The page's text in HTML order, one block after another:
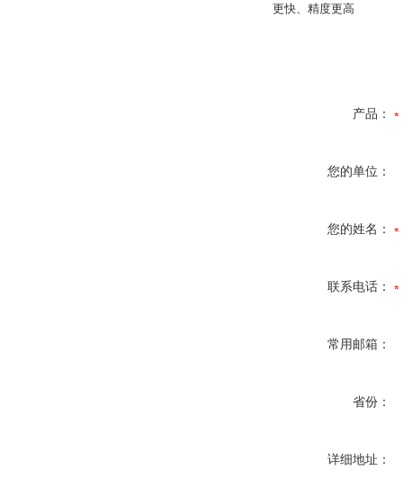
更快、精度更高
产品：
您的单位：
您的姓名：
联系电话：
常用邮箱：
省份：
详细地址：